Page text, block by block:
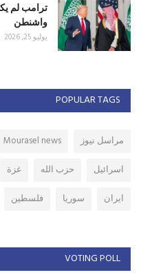
ترامب لم
واشنطن
يوليو 25, 2026
POPULAR TAGS
مراسل نيوز Mourasel news
اسرائيل
حزب الله غزة
ايران
سوريا فلسطين
VOTING POLL